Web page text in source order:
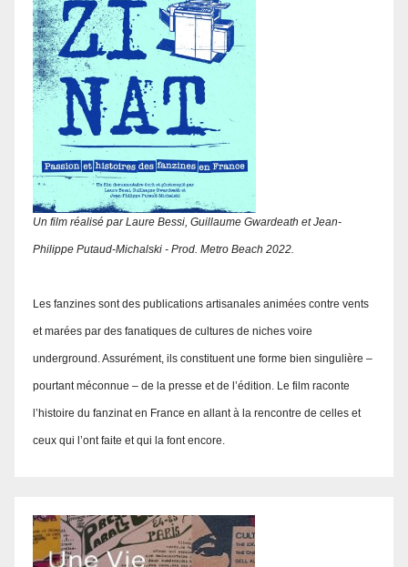
Un film réalisé par Laure Bessi, Guillaume Gwardeath et Jean-
Philippe Putaud-Michalski - Prod. Metro Beach 2022.
Les fanzines sont des publications artisanales animées contre vents
et marées par des fanatiques de cultures de niches voire
underground. Assurément, ils constituent une forme bien singulière –
pourtant méconnue – de la presse et de l’édition. Le film raconte
l’histoire du fanzinat en France en allant à la rencontre de celles et
ceux qui l’ont faite et qui la font encore.